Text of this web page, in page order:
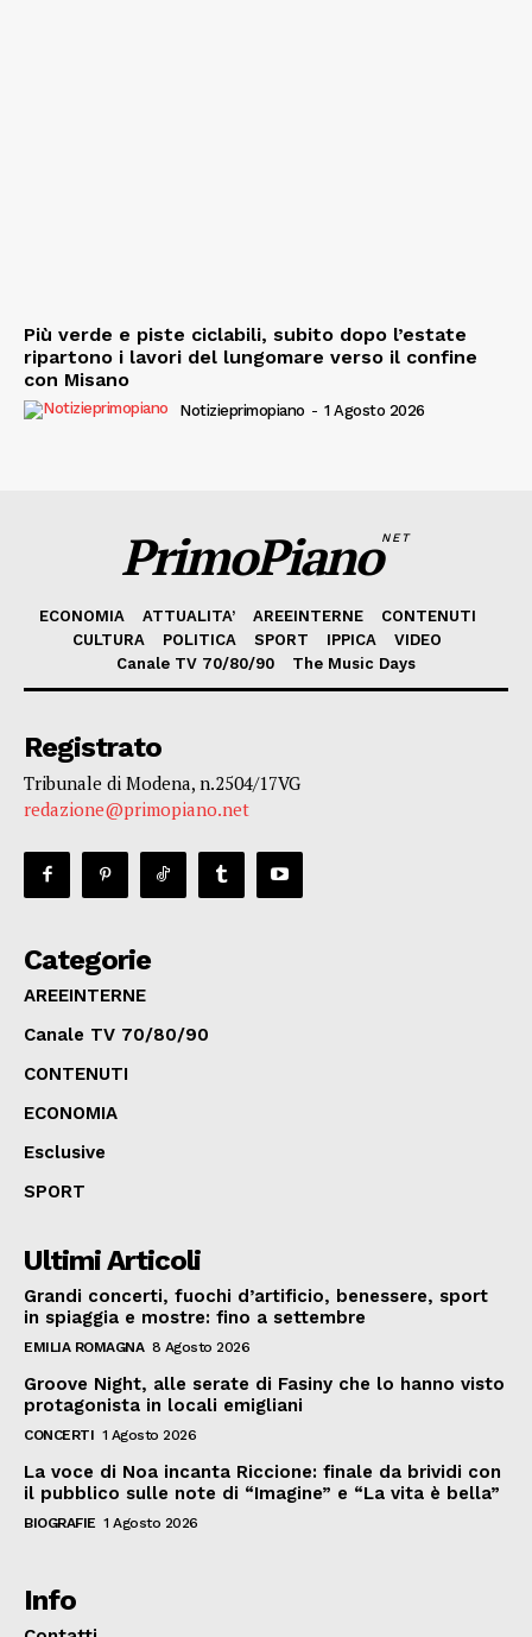
Più verde e piste ciclabili, subito dopo l’estate
ripartono i lavori del lungomare verso il confine
con Misano
Notizieprimopiano - 1 Agosto 2026
PrimoPianoNET
ECONOMIA ATTUALITA’ AREEINTERNE
CONTENUTI
CULTURA
POLITICA SPORT IPPICA
VIDEO
Canale TV 70/80/90
The Music Days
Registrato
Tribunale di Modena, n.2504/17VG
redazione@primopiano.net
Categorie
AREEINTERNE
Canale TV 70/80/90
CONTENUTI
ECONOMIA
Esclusive
SPORT
Ultimi Articoli
Grandi concerti, fuochi d’artificio, benessere, sport
in spiaggia e mostre: fino a settembre
EMILIA ROMAGNA 8 Agosto 2026
Groove Night, alle serate di Fasiny che lo hanno visto
protagonista in locali emigliani
CONCERTI 1 Agosto 2026
La voce di Noa incanta Riccione: finale da brividi con
il pubblico sulle note di “Imagine” e “La vita è bella”
BIOGRAFIE 1 Agosto 2026
Info